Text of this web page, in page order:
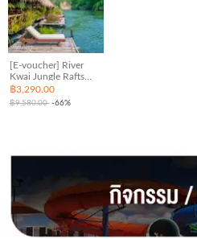
[E-voucher] River
Kwai Jungle Rafts
กาญจนบุรี | เข้าพักได้
ถึง 20 ธ.ค. 67 ห้อง
฿3,290.00
฿9,580.00 -66%